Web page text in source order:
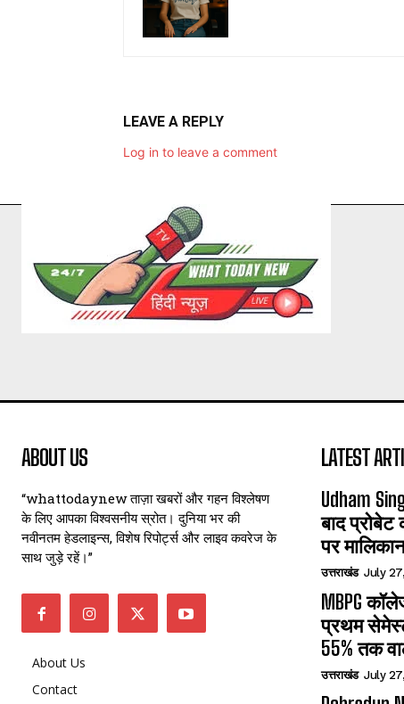
LEAVE A REPLY
Log in to leave a comment
ABOUT US
“whattodaynew ताज़ा खबरों और गहन विश्लेषण
के लिए आपका विश्वसनीय स्रोत। दुनिया भर की
नवीनतम हेडलाइन्स, विशेष रिपोर्ट्स और लाइव कवरेज के
साथ जुड़े रहें।”
About Us
Contact
LATEST
Udham
बाद प्रोबेट
पर
उत्तराखंड July
MBPG
प्रथम
55% तक
उत्तराखंड July